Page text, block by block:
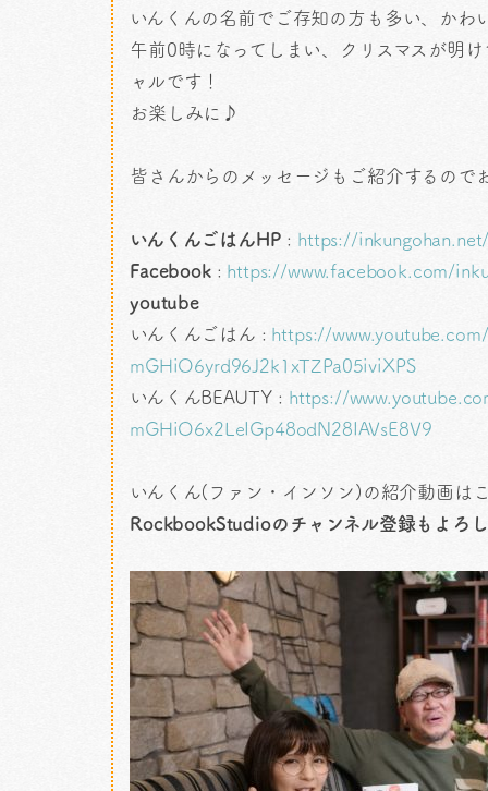
いんくんの名前でご存知の方も多い、かわ
午前0時になってしまい、クリスマスが明
ャルです！
お楽しみに♪
皆さんからのメッセージもご紹介するの
いんくんごはんHP : https://
Facebook: https://www.facebook.com/
youtube
いんくんごはん : https://
mGHiO6yrd96J2k1xTZPa05iviXPS
いんくんBEAUTY : https://
mGHiO6x2LeIGp48odN28IAVsE8V9
いんくん(ファン・インソン)の紹介動画
RockbookStudioのチャンネル登録もよろ